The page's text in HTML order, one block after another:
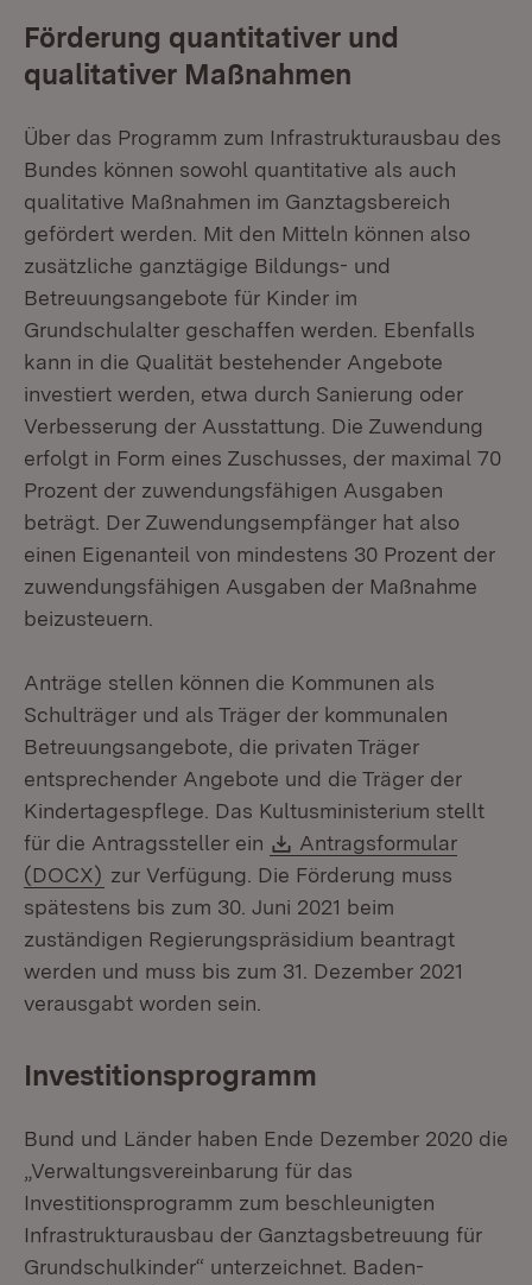
Förderung quantitativer und
qualitativer Maßnahmen
Über das Programm zum Infrastrukturausbau des
Bundes können sowohl quantitative als auch
qualitative Maßnahmen im Ganztagsbereich
gefördert werden. Mit den Mitteln können also
zusätzliche ganztägige Bildungs- und
Betreuungsangebote für Kinder im
Grundschulalter geschaffen werden. Ebenfalls
kann in die Qualität bestehender Angebote
investiert werden, etwa durch Sanierung oder
Verbesserung der Ausstattung. Die Zuwendung
erfolgt in Form eines Zuschusses, der maximal 70
Prozent der zuwendungsfähigen Ausgaben
beträgt. Der Zuwendungsempfänger hat also
einen Eigenanteil von mindestens 30 Prozent der
zuwendungsfähigen Ausgaben der Maßnahme
beizusteuern.
Anträge stellen können die Kommunen als
Schulträger und als Träger der kommunalen
Betreuungsangebote, die privaten Träger
entsprechender Angebote und die Träger der
Kindertagespflege. Das Kultusministerium stellt
für die Antragssteller ein
Download:
Antragsformular
(DOCX) (Öffnet in neuem Fenster)
zur Verfügung. Die Förderung muss
spätestens bis zum 30. Juni 2021 beim
zuständigen Regierungspräsidium beantragt
werden und muss bis zum 31. Dezember 2021
verausgabt worden sein.
Investitionsprogramm
Bund und Länder haben Ende Dezember 2020 die
„Verwaltungsvereinbarung für das
Investitionsprogramm zum beschleunigten
Infrastrukturausbau der Ganztagsbetreuung für
Grundschulkinder“ unterzeichnet. Baden-